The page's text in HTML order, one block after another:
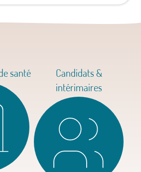
santé
Candidats &
intérimaires